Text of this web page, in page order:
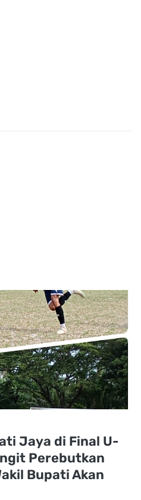
Jaya di Final U-
Perebutkan
Bupati Akan